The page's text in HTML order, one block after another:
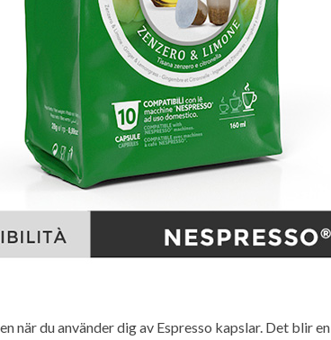
när du använder dig av Espresso kapslar. Det blir